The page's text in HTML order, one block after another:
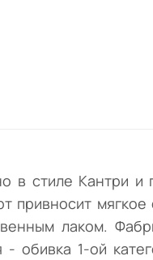
в стиле Кантри и
привносит
лаком.
- обивка 1-ой